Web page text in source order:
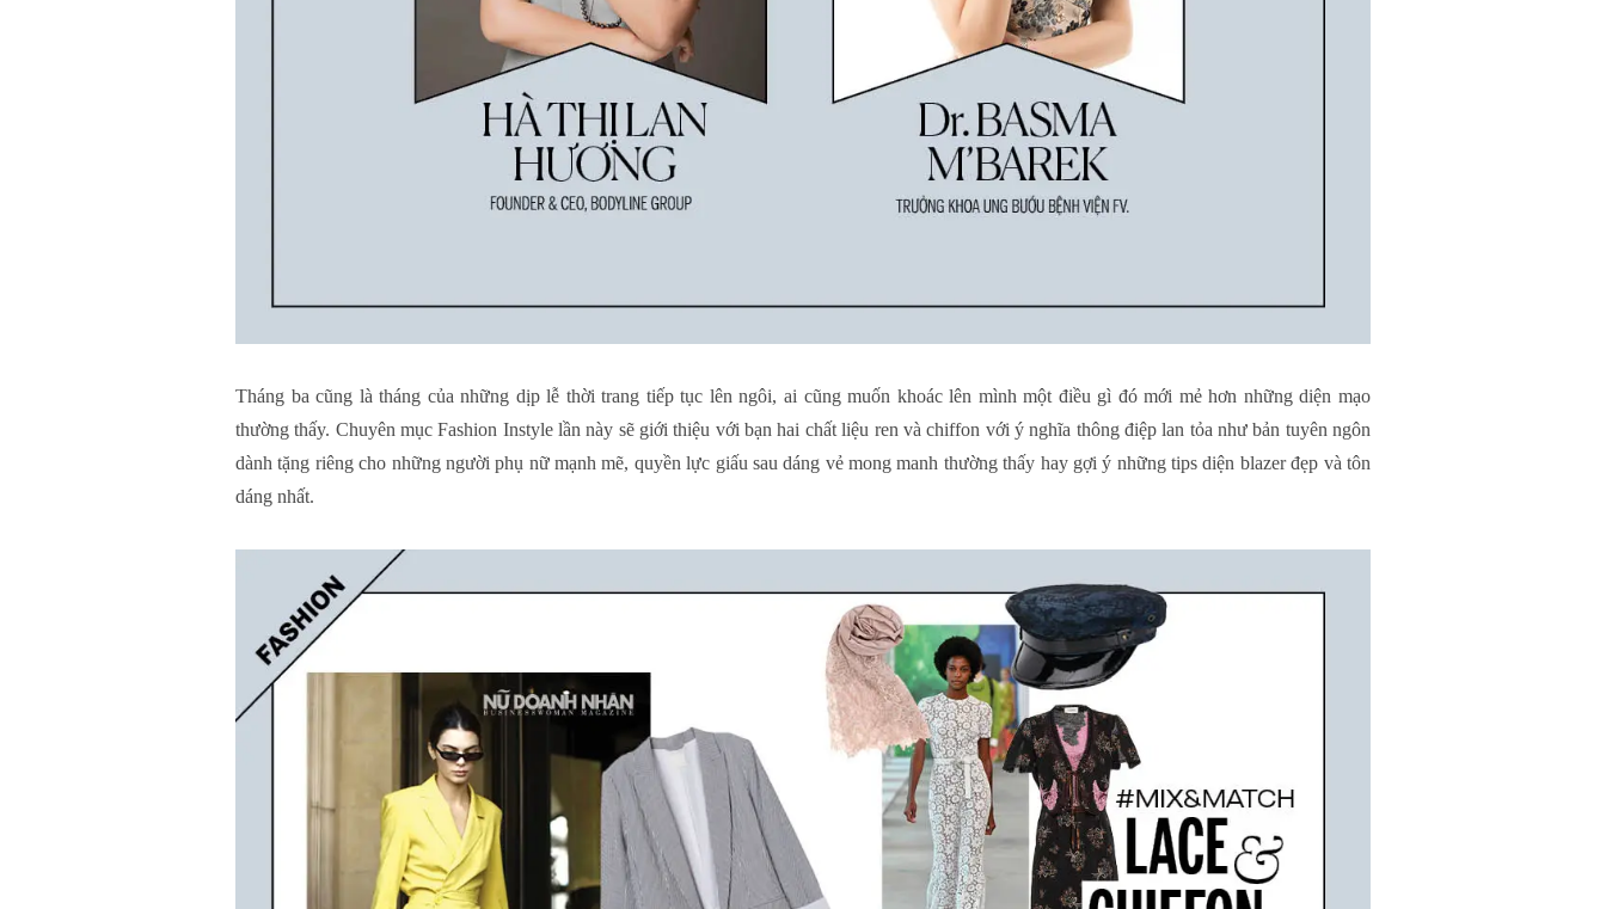
Tháng ba cũng là tháng của những dịp lễ thời trang tiếp tục lên ngôi, ai cũng muốn khoác lên mình một điều gì đó mới mẻ hơn những diện mạo
thường thấy. Chuyên mục Fashion Instyle lần này sẽ giới thiệu với bạn hai chất liệu ren và chiffon với ý nghĩa thông điệp lan tỏa như bản tuyên ngôn
dành tặng riêng cho những người phụ nữ mạnh mẽ, quyền lực giấu sau dáng vẻ mong manh thường thấy hay gợi ý những tips diện blazer đẹp và tôn
dáng nhất.